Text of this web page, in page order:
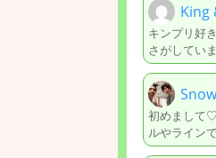
King
キンプリ好
さがしてい
初めまして
ルやライン